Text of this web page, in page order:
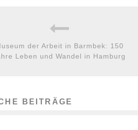
der Arbeit in Barmbek: 150
Leben und Wandel in Hamburg
BEITRÄGE